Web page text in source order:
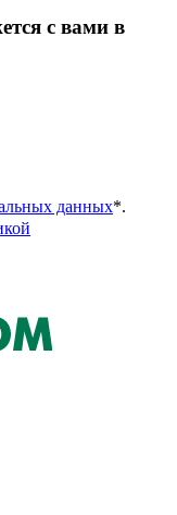
с вами в
данных*.